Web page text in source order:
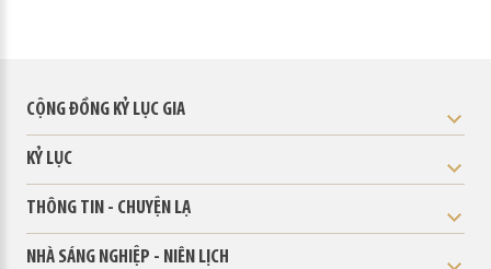
CỘNG ĐỒNG KỶ LỤC GIA
KỶ LỤC
THÔNG TIN - CHUYỆN LẠ
NHÀ SÁNG NGHIỆP - NIÊN LỊCH